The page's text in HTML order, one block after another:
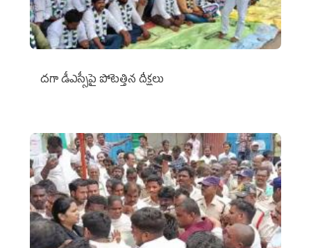
దగా డీఎస్సీపై పోటెత్తిన దీక్షలు